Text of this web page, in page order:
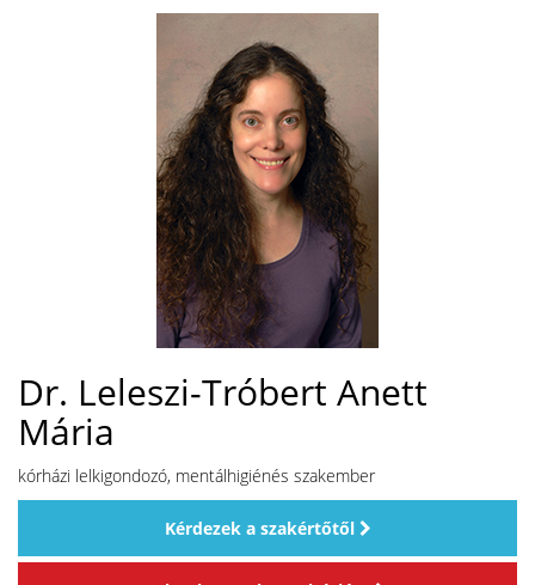
Dr. Leleszi-Tróbert Anett
Mária
kórházi lelkigondozó, mentálhigiénés szakember
Kérdezek a szakértőtől